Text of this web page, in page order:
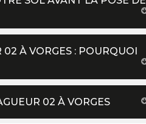
À VORGES : POURQUOI
02 À VORGES